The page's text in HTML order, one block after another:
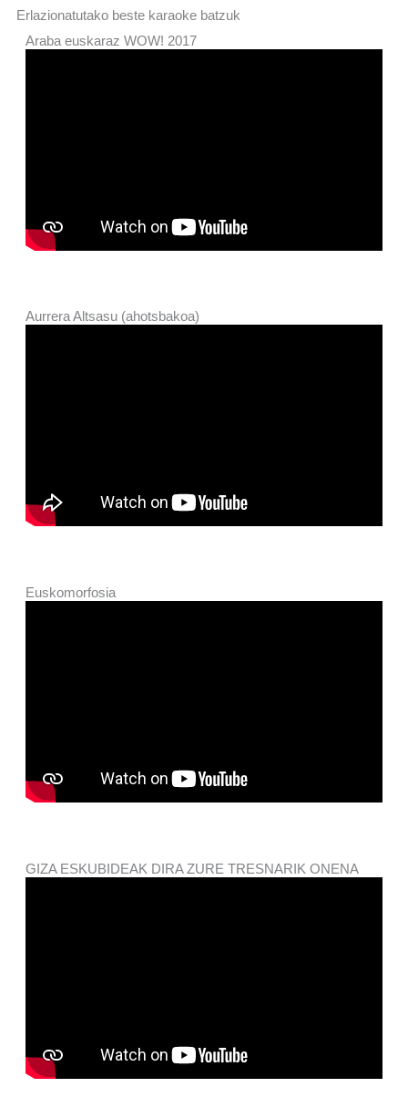
Erlazionatutako beste karaoke batzuk
Araba euskaraz WOW! 2017
Aurrera Altsasu (ahotsbakoa)
Euskomorfosia
GIZA ESKUBIDEAK DIRA ZURE TRESNARIK ONENA